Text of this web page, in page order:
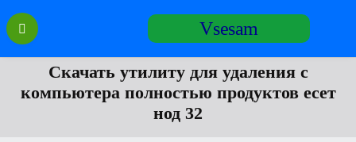
Перейти
содержанию
Vsesam
Скачать утилиту для удаления с
компьютера полностью продуктов есет
нод 32